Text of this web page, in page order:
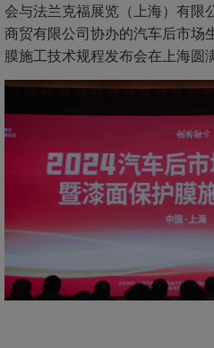
会与法兰克福展览（上海）有限
商贸有限公司协办的汽车后市场
膜施工技术规程发布会在上海圆